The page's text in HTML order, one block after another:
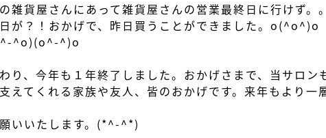
雑貨屋さんにあって雑貨屋さんの営業最終日に行けず。
が？！おかげで、昨日買うことができました。o(^o^)o
^o)(o^-^)o
り、今年も１年終了しました。おかげさまで、当サロ
えてくれる家族や友人、皆のおかげです。来年もより一
いいたします。(*^-^*)